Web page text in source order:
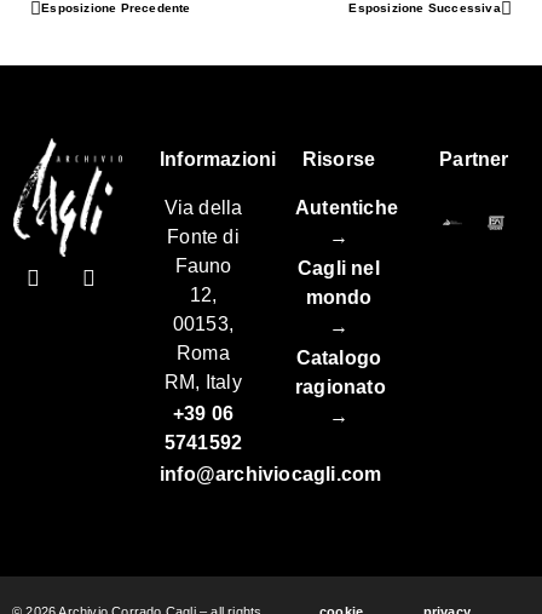
Esposizione Precedente Esposizione Successiva
Informazioni
Via della
Fonte di
Fauno
12,
00153,
Roma
RM, Italy
+39 06
5741592
info@archiviocagli.com
Risorse
Autentiche
→
Cagli nel
mondo
→
Catalogo
ragionato
→
Partner